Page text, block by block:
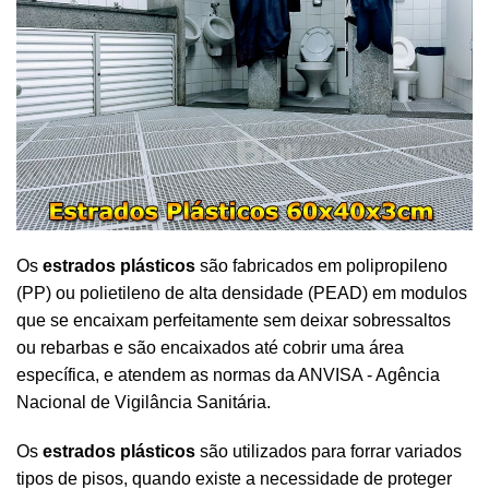
Os estrados plásticos são fabricados em polipropileno
(PP) ou polietileno de alta densidade (PEAD) em modulos
que se encaixam perfeitamente sem deixar sobressaltos
ou rebarbas e são encaixados até cobrir uma área
específica, e atendem as normas da ANVISA - Agência
Nacional de Vigilância Sanitária.
Os estrados plásticos são utilizados para forrar variados
tipos de pisos, quando existe a necessidade de proteger